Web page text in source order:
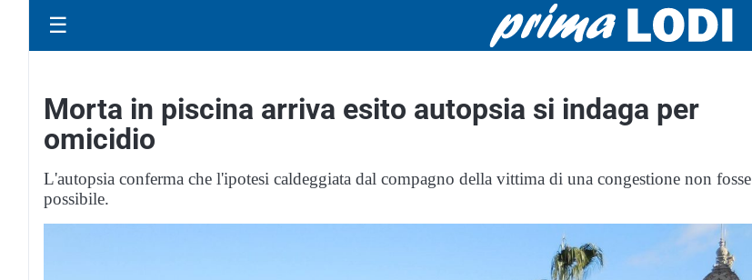
☰
Morta in piscina arriva esito autopsia si indaga per
omicidio
L'autopsia conferma che l'ipotesi caldeggiata dal compagno della vittima di una congestione non fosse
possibile.